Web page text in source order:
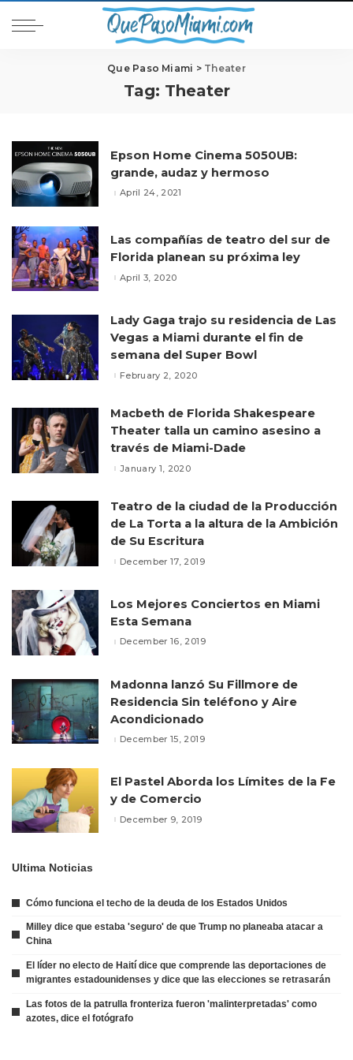
Que Paso Miami > Theater
Tag: Theater
Epson Home Cinema 5050UB:
grande, audaz y hermoso
April 24, 2021
Las compañías de teatro del sur de
Florida planean su próxima ley
April 3, 2020
Lady Gaga trajo su residencia de Las
Vegas a Miami durante el fin de
semana del Super Bowl
February 2, 2020
Macbeth de Florida Shakespeare
Theater talla un camino asesino a
través de Miami-Dade
January 1, 2020
Teatro de la ciudad de la Producción
de La Torta a la altura de la Ambición
de Su Escritura
December 17, 2019
Los Mejores Conciertos en Miami
Esta Semana
December 16, 2019
Madonna lanzó Su Fillmore de
Residencia Sin teléfono y Aire
Acondicionado
December 15, 2019
El Pastel Aborda los Límites de la Fe
y de Comercio
December 9, 2019
Ultima Noticias
Cómo funciona el techo de la deuda de los Estados Unidos
Milley dice que estaba 'seguro' de que Trump no planeaba atacar a
China
El líder no electo de Haití dice que comprende las deportaciones de
migrantes estadounidenses y dice que las elecciones se retrasarán
Las fotos de la patrulla fronteriza fueron 'malinterpretadas' como
azotes, dice el fotógrafo